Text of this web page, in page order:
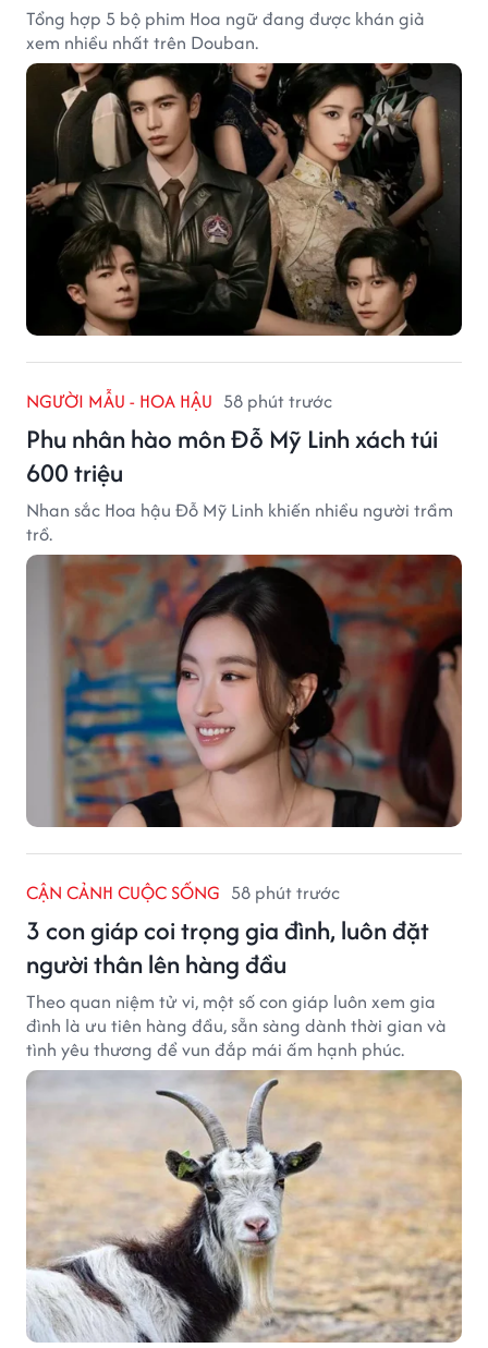
Tổng hợp 5 bộ phim Hoa ngữ đang được khán giả
xem nhiều nhất trên Douban.
NGƯỜI MẪU - HOA HẬU 58 phút trước
Phu nhân hào môn Đỗ Mỹ Linh xách túi
600 triệu
Nhan sắc Hoa hậu Đỗ Mỹ Linh khiến nhiều người trầm
trồ.
CẬN CẢNH CUỘC SỐNG 58 phút trước
3 con giáp coi trọng gia đình, luôn đặt
người thân lên hàng đầu
Theo quan niệm tử vi, một số con giáp luôn xem gia
đình là ưu tiên hàng đầu, sẵn sàng dành thời gian và
tình yêu thương để vun đắp mái ấm hạnh phúc.